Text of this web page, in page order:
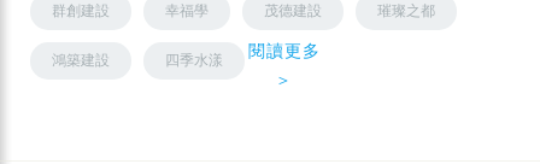
群創建設 幸福學 茂德建設 璀璨之都
鴻築建設 四季水漾
閱讀更多
＞